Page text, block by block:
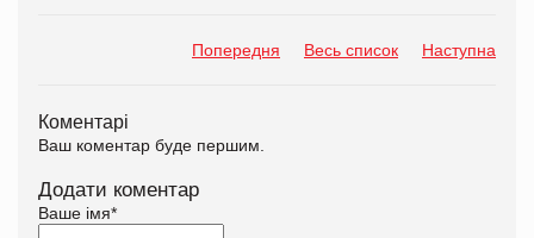
Попередня Весь список Наступна
Коментарі
Ваш коментар буде першим.
Додати коментар
Ваше імя*